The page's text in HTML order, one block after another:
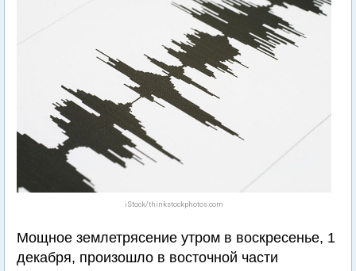
iStock/thinkstockphotos.com
Мощное землетрясение утром в воскресенье, 1
декабря, произошло в восточной части